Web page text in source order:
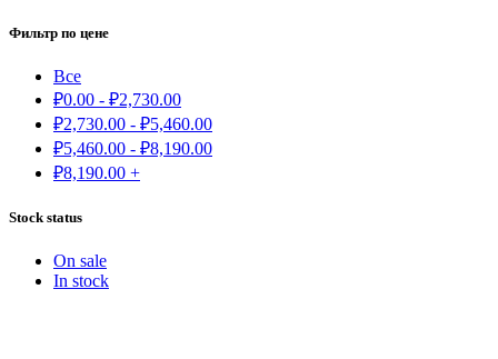
Фильтр по цене
Все
₽0.00 - ₽2,730.00
₽2,730.00 - ₽5,460.00
₽5,460.00 - ₽8,190.00
₽8,190.00 +
Stock status
On sale
In stock